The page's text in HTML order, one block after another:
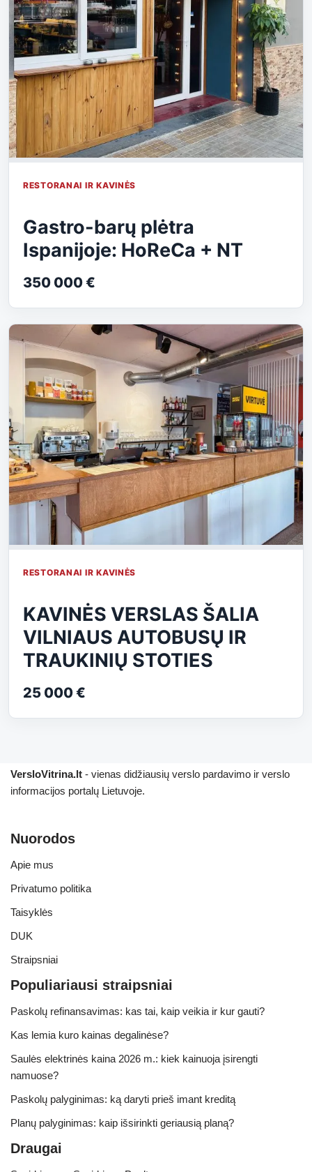
RESTORANAI IR KAVINĖS
Gastro-barų plėtra
Ispanijoje: HoReCa + NT
350 000 €
RESTORANAI IR KAVINĖS
KAVINĖS VERSLAS ŠALIA
VILNIAUS AUTOBUSŲ IR
TRAUKINIŲ STOTIES
25 000 €
VersloVitrina.lt - vienas didžiausių verslo pardavimo ir verslo
informacijos portalų Lietuvoje.
Nuorodos
Apie mus
Privatumo politika
Taisyklės
DUK
Straipsniai
Populiariausi straipsniai
Paskolų refinansavimas: kas tai, kaip veikia ir kur gauti?
Kas lemia kuro kainas degalinėse?
Saulės elektrinės kaina 2026 m.: kiek kainuoja įsirengti
namuose?
Paskolų palyginimas: ką daryti prieš imant kreditą
Planų palyginimas: kaip išsirinkti geriausią planą?
Draugai